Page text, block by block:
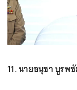
11. นายอนุชา บูรพ